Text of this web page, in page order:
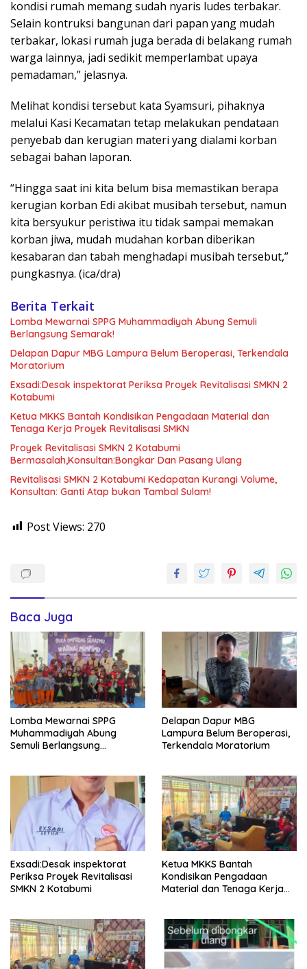
kondisi rumah memang sudah nyaris ludes terbakar.
Selain kontruksi bangunan dari papan yang mudah
terbakar, lokasi rumah juga berada di belakang rumah
warga lainnya, jadi sedikit memperlambat upaya
pemadaman,” jelasnya.
Melihat kondisi tersebut kata Syamsuri, pihaknya
melalui Kasi Kecamatan tetap melakukan pendataan
penyebab dan kerugian materi yang dialami korban
sebagai bahan laporan.
“Hingga saat ini kita belum bisa memastikan berapa
kerugian korban Edi akibat musibah tersebut, namun
kita bersyukur peristiwa itu tidak sampai memakan
korban jiwa, mudah mudahan korban diberikan
kesabaran dan tabah menghadapi musibah tersebut,”
pungkasnya. (ica/dra)
Berita Terkait
Lomba Mewarnai SPPG Muhammadiyah Abung Semuli
Berlangsung Semarak!
Delapan Dapur MBG Lampura Belum Beroperasi, Terkendala
Moratorium
Exsadi:Desak inspektorat Periksa Proyek Revitalisasi SMKN 2
Kotabumi
Ketua MKKS Bantah Kondisikan Pengadaan Material dan
Tenaga Kerja Proyek Revitalisasi SMKN
Proyek Revitalisasi SMKN 2 Kotabumi
Bermasalah,Konsultan:Bongkar Dan Pasang Ulang
Revitalisasi SMKN 2 Kotabumi Kedapatan Kurangi Volume,
Konsultan: Ganti Atap bukan Tambal Sulam!
Post Views: 270
Baca Juga
Lomba Mewarnai SPPG
Muhammadiyah Abung
Semuli Berlangsung
Delapan Dapur MBG
Lampura Belum Beroperasi,
Terkendala Moratorium
Exsadi:Desak inspektorat
Periksa Proyek Revitalisasi
SMKN 2 Kotabumi
Ketua MKKS Bantah
Kondisikan Pengadaan
Material dan Tenaga Kerja